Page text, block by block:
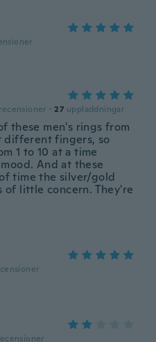
recensioner · 27 uppladdningar
these men's rings from
different fingers, so
1 to 10 at a time
And at these
time the silver/gold
of little concern. They're